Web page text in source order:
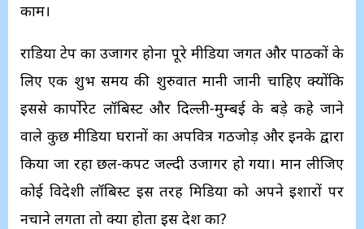
काम।
राडिया टेप का उजागर होना पूरे मीडिया जगत और पाठकों के
लिए एक शुभ समय की शुरुवात मानी जानी चाहिए क्याेंकि
इससे कार्पोरेट लॉबिस्ट और दिल्ली-मुम्बई के बड़े कहे जाने
वाले कुछ मीडिया घरानों का अपवित्र गठजोड़ और इनके द्वारा
किया जा रहा छल-कपट जल्दी उजागर हो गया। मान लीजिए
कोई विदेशी लॉबिस्ट इस तरह मिडिया को अपने इशारों पर
नचाने लगता तो क्या होता इस देश का?